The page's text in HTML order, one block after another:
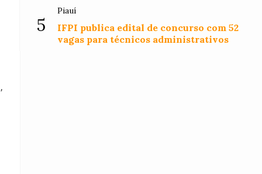
5
Piauí
IFPI publica edital de concurso com 52
vagas para técnicos administrativos